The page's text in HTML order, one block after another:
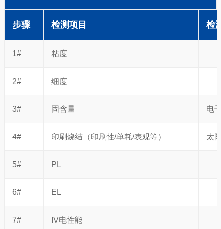
步骤 检测项目 检
1# 粘度
2# 细度
3# 固含量 电
4# 印刷烧结（印刷性/单耗/表观等） 太
5# PL
6# EL
7# IV电性能